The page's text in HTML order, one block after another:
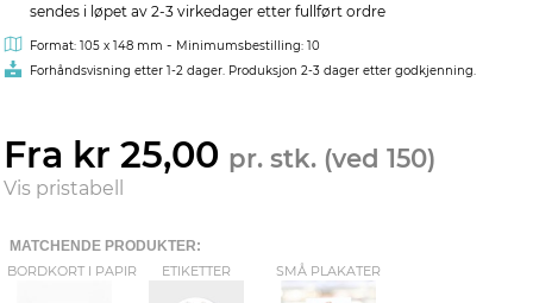
sendes i løpet av 2-3 virkedager etter fullført ordre
Format: 105 x 148 mm - Minimumsbestilling: 10
Forhåndsvisning etter 1-2 dager. Produksjon 2-3 dager etter godkjenning.
Fra kr 25,00 pr. stk. (ved 150)
Vis pristabell
MATCHENDE PRODUKTER:
BORDKORT I PAPIR
ETIKETTER SMÅ PLAKATER